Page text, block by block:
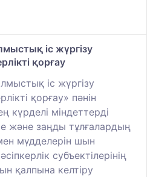
іс жүргізу
қорғау
іс жүргізу
қорғау» пәнін
күрделі міндеттерді
және заңды тұлғалардың
мүдделерін шын
субъектілерінің
қалпына келтіру